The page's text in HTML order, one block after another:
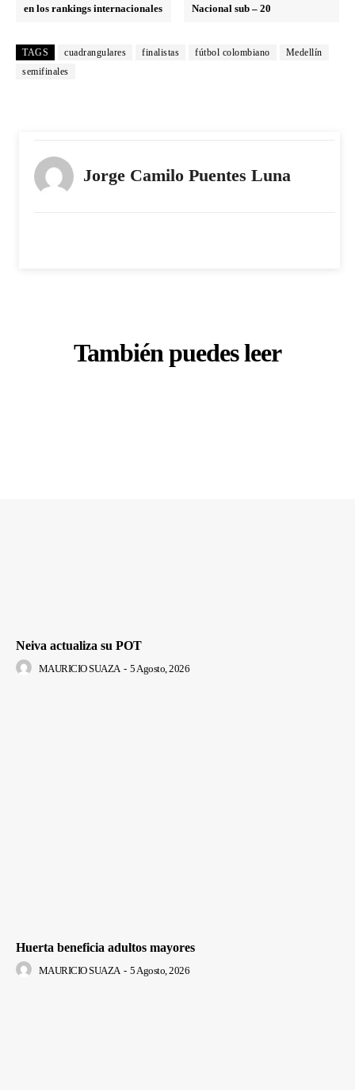
en los rankings internacionales
Nacional sub – 20
TAGS cuadrangulares finalistas fútbol colombiano
Medellín
semifinales
Jorge Camilo Puentes Luna
También puedes leer
Neiva actualiza su POT
MAURICIO SUAZA - 5 Agosto, 2026
Huerta beneficia adultos mayores
MAURICIO SUAZA - 5 Agosto, 2026